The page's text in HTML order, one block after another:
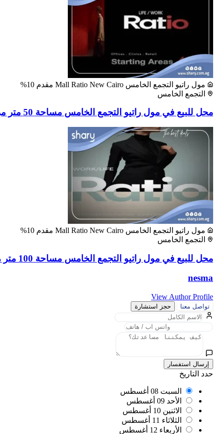
مول راتيو التجمع الخامس Mall Ratio New Cairo مقدم 10%
التجمع الخامس
محل للبيع في مول راتيو التجمع الخامس مساحة 50 متر مربع
مول راتيو التجمع الخامس Mall Ratio New Cairo مقدم 10%
التجمع الخامس
محل للبيع في مول راتيو التجمع الخامس مساحة 100 متر مربع
nesma
View Author Profile
تواصل معنا حجز استشارة
إرسال استفسار
حدد التاريخ
السبت 08 أغسطس
الأحد 09 أغسطس
الاثنين 10 أغسطس
الثلاثاء 11 أغسطس
الأربعاء 12 أغسطس